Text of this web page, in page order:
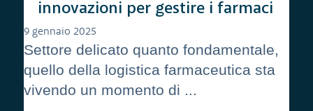
innovazioni per gestire i farmaci
9 gennaio 2025
Settore delicato quanto fondamentale,
quello della logistica farmaceutica sta
vivendo un momento di ...